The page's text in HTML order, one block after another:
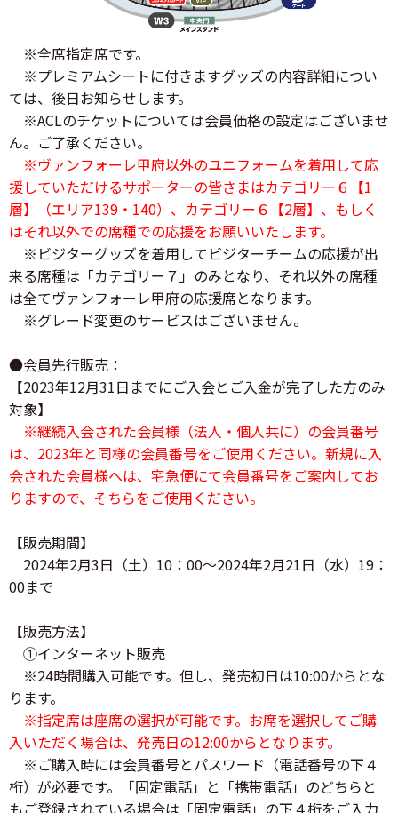
※全席指定席です。
※プレミアムシートに付きますグッズの内容詳細につい
ては、後日お知らせします。
※ACLのチケットについては会員価格の設定はございませ
ん。ご了承ください。
※ヴァンフォーレ甲府以外のユニフォームを着用して応
援していただけるサポーターの皆さまはカテゴリー６【1
層】（エリア139・140）、カテゴリー６【2層】、もしく
はそれ以外での席種での応援をお願いいたします。
※ビジターグッズを着用してビジターチームの応援が出
来る席種は「カテゴリー７」のみとなり、それ以外の席種
は全てヴァンフォーレ甲府の応援席となります。
※グレード変更のサービスはございません。
●会員先行販売：
【2023年12月31日までにご入会とご入金が完了した方のみ
対象】
※継続入会された会員様（法人・個人共に）の会員番号
は、2023年と同様の会員番号をご使用ください。新規に入
会された会員様へは、宅急便にて会員番号をご案内してお
りますので、そちらをご使用ください。
【販売期間】
2024年2月3日（土）10：00～2024年2月21日（水）19：
00まで
【販売方法】
①インターネット販売
※24時間購入可能です。但し、発売初日は10:00からとな
ります。
※指定席は座席の選択が可能です。お席を選択してご購
入いただく場合は、発売日の12:00からとなります。
※ご購入時には会員番号とパスワード（電話番号の下４
桁）が必要です。「固定電話」と「携帯電話」のどちらと
もご登録されている場合は「固定電話」の下４桁をご入力